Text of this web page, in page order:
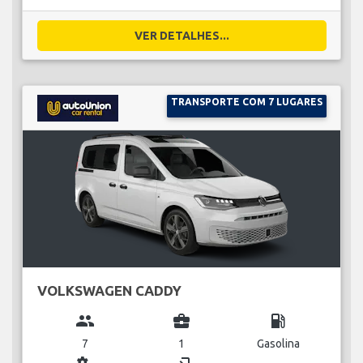
VER DETALHES...
TRANSPORTE COM 7 LUGARES
VOLKSWAGEN CADDY
group
7
business_center
1
local_gas_station
Gasolina